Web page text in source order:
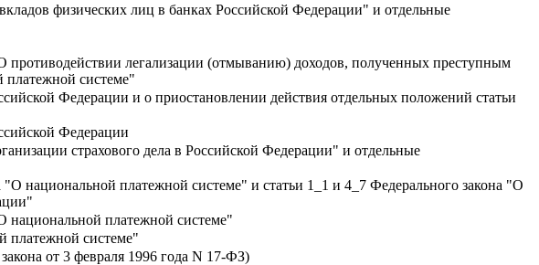
физических лиц в банках Российской Федерации" и отдельные
противодействии легализации (отмыванию) доходов, полученных преступным
платежной системе"
Федерации и о приостановлении действия отдельных положений статьи
Федерации
страхового дела в Российской Федерации" и отдельные
национальной платежной системе" и статьи 1_1 и 4_7 Федерального закона "О
национальной платежной системе"
платежной системе"
от 3 февраля 1996 года N 17-ФЗ)